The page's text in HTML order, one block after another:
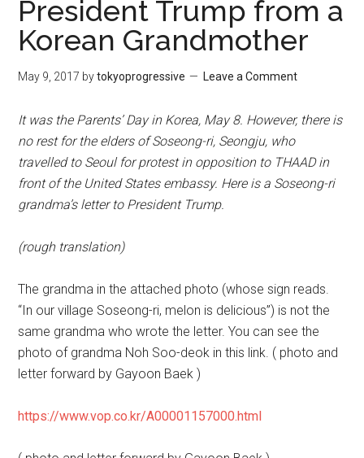
President Trump from a
Korean Grandmother
May 9, 2017 bytokyoprogressive Leave a Comment
It was the Parents’ Day in Korea, May 8. However, there is
no rest for the elders of Soseong-ri, Seongju, who
travelled to Seoul for protest in opposition to THAAD in
front of the United States embassy. Here is a Soseong-ri
grandma’s letter to President Trump.
(rough translation)
The grandma in the attached photo (whose sign reads.
“In our village Soseong-ri, melon is delicious”) is not the
same grandma who wrote the letter. You can see the
photo of grandma Noh Soo-deok in this link. ( photo and
letter forward by Gayoon Baek )
https://www.vop.co.kr/A00001157000.html